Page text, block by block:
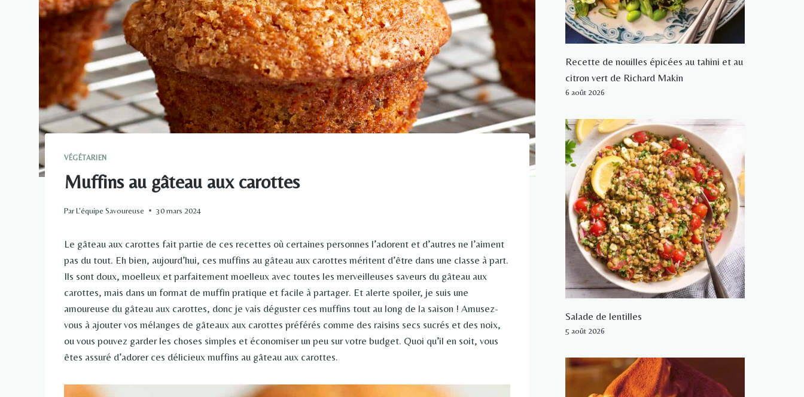
VÉGÉTARIEN
Muffins au gâteau aux carottes
ParL'équipe Savoureuse 30 mars 2024
Le gâteau aux carottes fait partie de ces recettes où certaines personnes l’adorent et d’autres ne l’aiment
pas du tout. Eh bien, aujourd’hui, ces muffins au gâteau aux carottes méritent d’être dans une classe à part.
Ils sont doux, moelleux et parfaitement moelleux avec toutes les merveilleuses saveurs du gâteau aux
carottes, mais dans un format de muffin pratique et facile à partager. Et alerte spoiler, je suis une
amoureuse du gâteau aux carottes, donc je vais déguster ces muffins tout au long de la saison ! Amusez-
vous à ajouter vos mélanges de gâteaux aux carottes préférés comme des raisins secs sucrés et des noix,
ou vous pouvez garder les choses simples et économiser un peu sur votre budget. Quoi qu’il en soit, vous
êtes assuré d’adorer ces délicieux muffins au gâteau aux carottes.
Recette de nouilles épicées au tahini et au
citron vert de Richard Makin
6 août 2026
Salade de lentilles
5 août 2026